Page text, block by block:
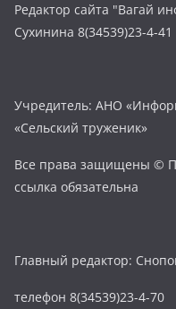
Редактор сайта "Вагай
Сухинина 8(34539)23-4-41
Учредитель: АНО
«Сельский труженик»
Все права защищены ©
ссылка обязательна
Главный редактор:
телефон 8(34539)23-4-70